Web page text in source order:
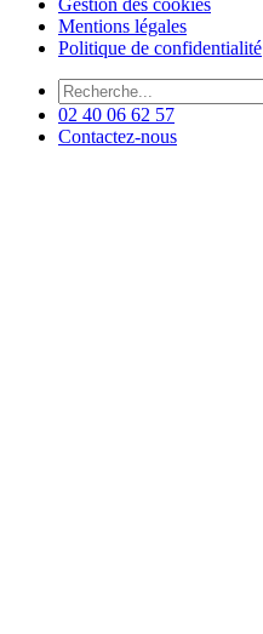
Mentions légales
Politique de confidentialité
02 40 06 62 57
Contactez-nous